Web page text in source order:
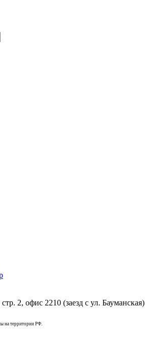
2, офис 2210 (заезд с ул. Бауманская)
на территории РФ.